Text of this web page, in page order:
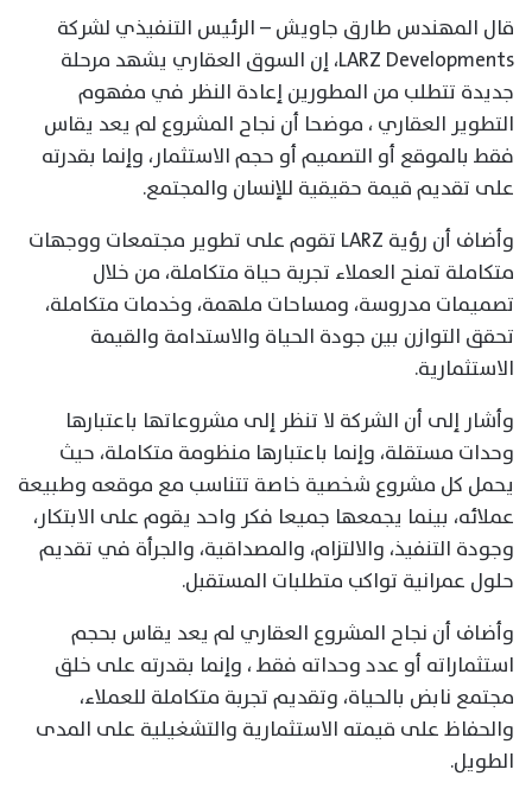
قال المهندس طارق جاويش – الرئيس التنفيذي لشركة
LARZ Developments، إن السوق العقاري يشهد مرحلة
جديدة تتطلب من المطورين إعادة النظر في مفهوم
التطوير العقاري ، موضحا أن نجاح المشروع لم يعد يقاس
فقط بالموقع أو التصميم أو حجم الاستثمار، وإنما بقدرته
على تقديم قيمة حقيقية للإنسان والمجتمع.
وأضاف أن رؤية LARZ تقوم على تطوير مجتمعات ووجهات
متكاملة تمنح العملاء تجربة حياة متكاملة، من خلال
تصميمات مدروسة، ومساحات ملهمة، وخدمات متكاملة،
تحقق التوازن بين جودة الحياة والاستدامة والقيمة
الاستثمارية.
وأشار إلى أن الشركة لا تنظر إلى مشروعاتها باعتبارها
وحدات مستقلة، وإنما باعتبارها منظومة متكاملة، حيث
يحمل كل مشروع شخصية خاصة تتناسب مع موقعه وطبيعة
عملائه، بينما يجمعها جميعا فكر واحد يقوم على الابتكار،
وجودة التنفيذ، والالتزام، والمصداقية، والجرأة في تقديم
حلول عمرانية تواكب متطلبات المستقبل.
وأضاف أن نجاح المشروع العقاري لم يعد يقاس بحجم
استثماراته أو عدد وحداته فقط ، وإنما بقدرته على خلق
مجتمع نابض بالحياة، وتقديم تجربة متكاملة للعملاء،
والحفاظ على قيمته الاستثمارية والتشغيلية على المدى
الطويل.